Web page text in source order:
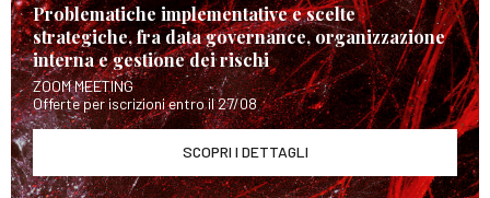
Problematiche implementative e scelte
strategiche, fra data governance, organizzazione
interna e gestione dei rischi
ZOOM MEETING
Offerte per iscrizioni entro il 27/08
SCOPRI I DETTAGLI